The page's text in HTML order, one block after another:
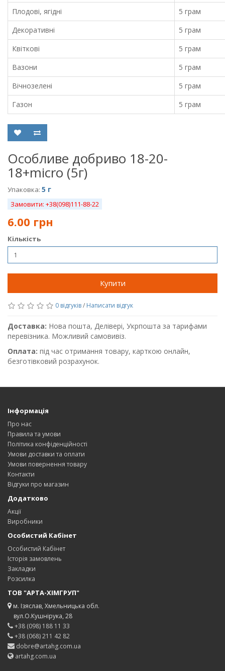
Плодові, ягідні
5 грам
Декоративні
5 грам
Квіткові
5 грам
Вазони
5 грам
Вічнозелені
5 грам
Газон
5 грам
Особливе добриво 18-20-
18+micro (5г)
Упаковка: 5 г
Замовити: +38(098)111-88-22
6.00 грн
Кількість
Купити
0 відгуків/ Написати відгук
Доставка: Нова пошта, Делівері, Укрпошта за тарифами
перевізника. Можливий самовивіз.
Оплата: під час отримання товару, карткою онлайн,
безготівковий розрахунок.
Інформація
Про нас
Правила та умови
Політика конфіденційності
Умови доставки та оплати
Умови повернення товару
Контакти
Відгуки про магазин
Додатково
Акції
Виробники
Особистий Кабінет
Особистий Кабінет
Історія замовлень
Закладки
Розсилка
ТОВ "АРТА-ХІМГРУП"
м. Ізяслав, Хмельницька обл.
вул.О.Кушнірука, 28
+38 (098) 188 11 33
+38 (068) 211 42 82
dobre@artahg.com.ua
artahg.com.ua